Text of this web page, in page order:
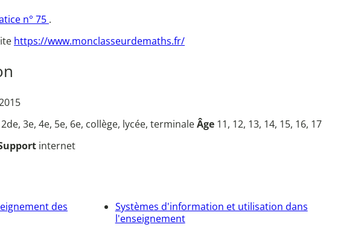
n° 75 .
https://www.monclasseurdemaths.fr/
3e, 4e, 5e, 6e, collège, lycée, terminaleÂge 11, 12, 13, 14, 15, 16, 17
internet
des
Systèmes d'information et utilisation dans
l'enseignement